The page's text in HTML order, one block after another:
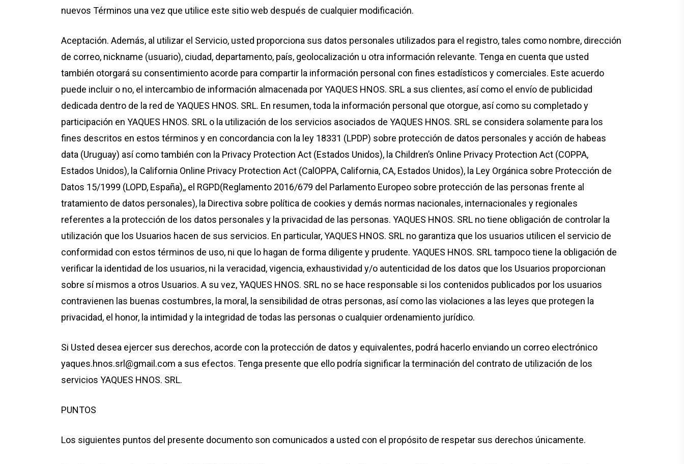
nuevos Términos una vez que utilice este sitio web después de cualquier modificación.
Aceptación. Además, al utilizar el Servicio, usted proporciona sus datos personales utilizados para el registro, tales como nombre, dirección
de correo, nickname (usuario), ciudad, departamento, país, geolocalización u otra información relevante. Tenga en cuenta que usted
también otorgará su consentimiento acorde para compartir la información personal con fines estadísticos y comerciales. Este acuerdo
puede incluir o no, el intercambio de información almacenada por YAQUES HNOS. SRL a sus clientes, así como el envío de publicidad
dedicada dentro de la red de YAQUES HNOS. SRL. En resumen, toda la información personal que otorgue, así como su completado y
participación en YAQUES HNOS. SRL o la utilización de los servicios asociados de YAQUES HNOS. SRL se considera solamente para los
fines descritos en estos términos y en concordancia con la ley 18331 (LPDP) sobre protección de datos personales y acción de habeas
data (Uruguay) así como también con la Privacy Protection Act (Estados Unidos), la Children’s Online Privacy Protection Act (COPPA,
Estados Unidos), la California Online Privacy Protection Act (CalOPPA, California, CA, Estados Unidos), la Ley Orgánica sobre Protección de
Datos 15/1999 (LOPD, España),, el RGPD(Reglamento 2016/679 del Parlamento Europeo sobre protección de las personas frente al
tratamiento de datos personales), la Directiva sobre política de cookies y demás normas nacionales, internacionales y regionales
referentes a la protección de los datos personales y la privacidad de las personas. YAQUES HNOS. SRL no tiene obligación de controlar la
utilización que los Usuarios hacen de sus servicios. En particular, YAQUES HNOS. SRL no garantiza que los usuarios utilicen el servicio de
conformidad con estos términos de uso, ni que lo hagan de forma diligente y prudente. YAQUES HNOS. SRL tampoco tiene la obligación de
verificar la identidad de los usuarios, ni la veracidad, vigencia, exhaustividad y/o autenticidad de los datos que los Usuarios proporcionan
sobre sí mismos a otros Usuarios. A su vez, YAQUES HNOS. SRL no se hace responsable si los contenidos publicados por los usuarios
contravienen las buenas costumbres, la moral, la sensibilidad de otras personas, así como las violaciones a las leyes que protegen la
privacidad, el honor, la intimidad y la integridad de todas las personas o cualquier ordenamiento jurídico.
Si Usted desea ejercer sus derechos, acorde con la protección de datos y equivalentes, podrá hacerlo enviando un correo electrónico
yaques.hnos.srl@gmail.com a sus efectos. Tenga presente que ello podría significar la terminación del contrato de utilización de los
servicios YAQUES HNOS. SRL.
PUNTOS
Los siguientes puntos del presente documento son comunicados a usted con el propósito de respetar sus derechos únicamente.